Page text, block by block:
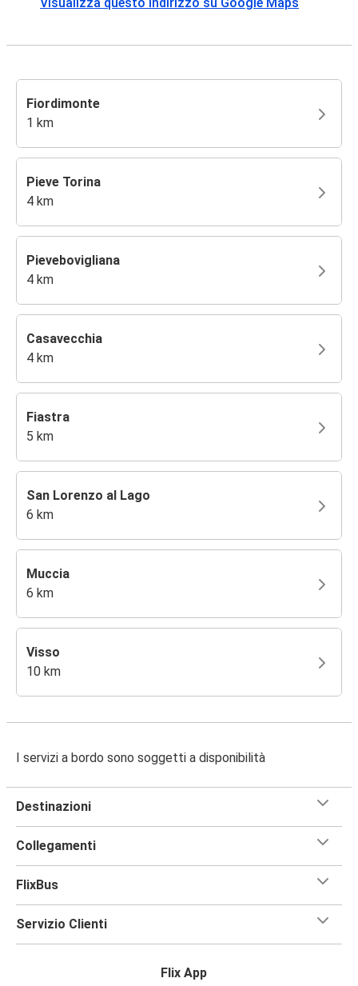
Fiordimonte
1 km
Pieve Torina
4 km
Pievebovigliana
4 km
Casavecchia
4 km
Fiastra
5 km
San Lorenzo al Lago
6 km
Muccia
6 km
Visso
10 km
I servizi a bordo sono soggetti a disponibilità
Destinazioni
Collegamenti
FlixBus
Servizio Clienti
Flix App